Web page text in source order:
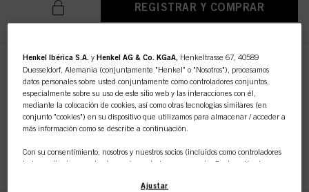
REGISTRAR Y COMPRAR
SESSION LABEL LA PASTA
MATE 65ml
N.º de IDH 3063245
REGISTRAR Y COMPRAR
Henkel Ibérica S.A. yHenkel AG & Co. KGaA, Henkeltrasse 67, 40589
Duesseldorf, Alemania (conjuntamente "Henkel" o "Nosotros"), procesamos
datos personales sobre usted conjuntamente como controladores conjuntos,
especialmente sobre su uso de este sitio web y las interacciones con él,
mediante la colocación de cookies, así como otras tecnologías similares (en
conjunto "cookies") en su dispositivo que utilizamos para almacenar / acceder a
más información como se describe a continuación.
Con su consentimiento, nosotros y nuestros socios (incluidos como controladores
independientes
conjuntos
según se designa en nuestra Declaración de
huellas dactilares y tecnologías similares") también utilizaremos cookies y
Ajustar